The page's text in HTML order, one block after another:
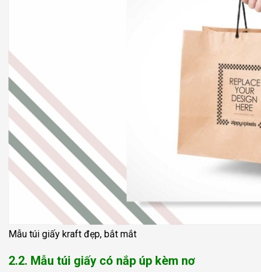
Mẫu túi giấy kraft đẹp, bắt mắt
2.2. Mẫu túi giấy có nắp úp kèm nơ